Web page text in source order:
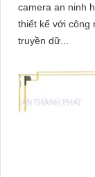
camera an ninh
thiết kế với công
truyền dữ...